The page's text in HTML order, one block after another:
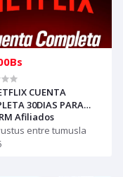
CUENTA
30DIAS PARA
(entrega al
Afiliados
entre tumusla